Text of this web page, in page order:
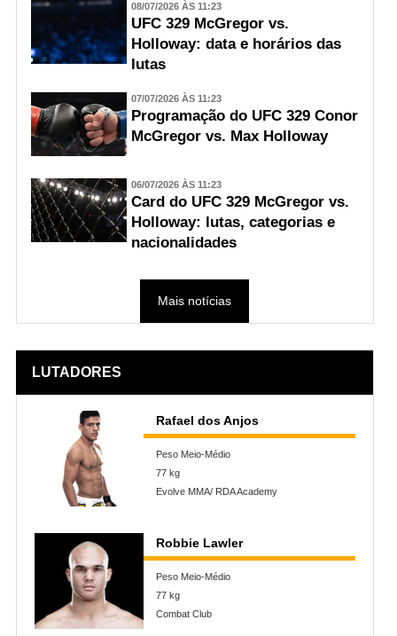
08/07/2026 ÀS 11:23
UFC 329 McGregor vs.
Holloway: data e horários das
lutas
07/07/2026 ÀS 11:23
Programação do UFC 329 Conor
McGregor vs. Max Holloway
06/07/2026 ÀS 11:23
Card do UFC 329 McGregor vs.
Holloway: lutas, categorias e
nacionalidades
Mais notícias
LUTADORES
Rafael dos Anjos
Peso Meio-Médio
77 kg
Evolve MMA/ RDA Academy
Robbie Lawler
Peso Meio-Médio
77 kg
Combat Club